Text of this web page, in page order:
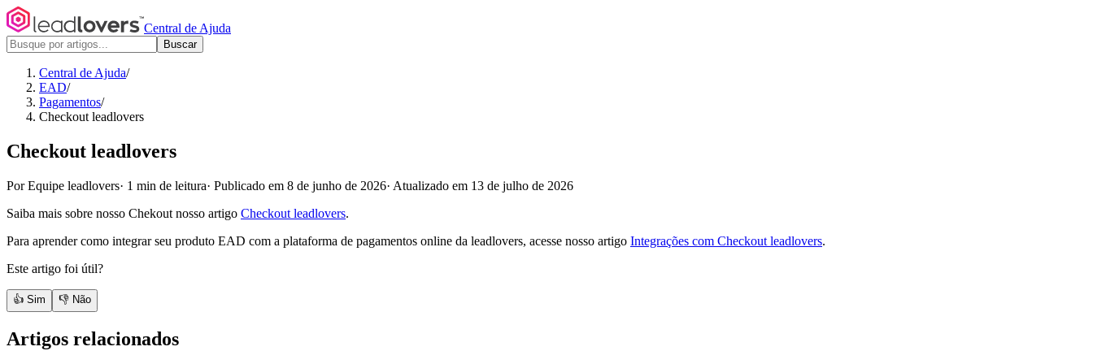
Central de Ajuda
Buscar
Central de Ajuda/
EAD/
Pagamentos/
Checkout leadlovers
Checkout leadlovers
Por Equipe leadlovers· 1 min de leitura· Publicado em 8 de junho de 2026· Atualizado em 13 de julho de 2026
Saiba mais sobre nosso Chekout nosso artigo Checkout leadlovers.
Para aprender como integrar seu produto EAD com a plataforma de pagamentos online da leadlovers, acesse nosso artigo Integrações com Checkout leadlovers.
Este artigo foi útil?
👍 Sim 👎 Não
Artigos relacionados